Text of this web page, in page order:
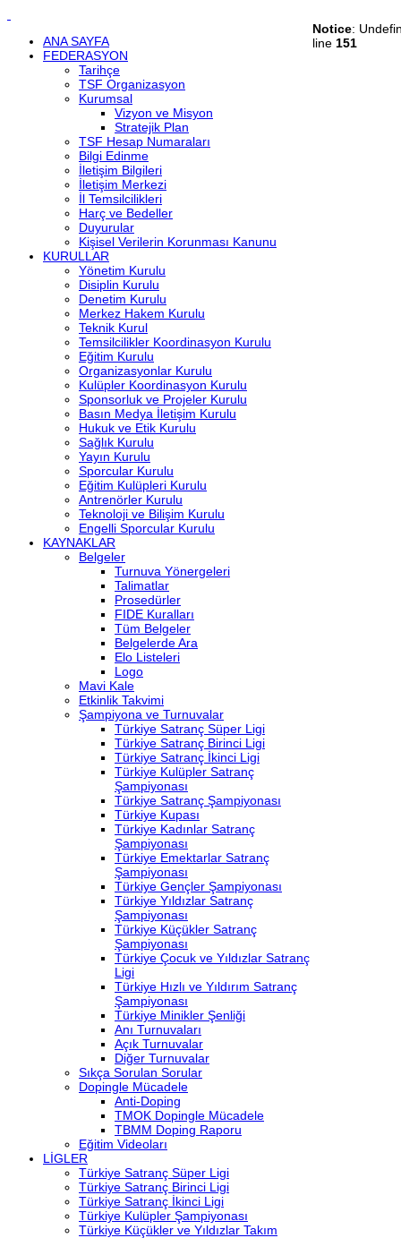
ANA SAYFA
FEDERASYON
Tarihçe
TSF Organizasyon
Kurumsal
Vizyon ve Misyon
Stratejik Plan
TSF Hesap Numaraları
Bilgi Edinme
İletişim Bilgileri
İletişim Merkezi
İl Temsilcilikleri
Harç ve Bedeller
Duyurular
Kişisel Verilerin Korunması Kanunu
KURULLAR
Yönetim Kurulu
Disiplin Kurulu
Denetim Kurulu
Merkez Hakem Kurulu
Teknik Kurul
Temsilcilikler Koordinasyon Kurulu
Eğitim Kurulu
Organizasyonlar Kurulu
Kulüpler Koordinasyon Kurulu
Sponsorluk ve Projeler Kurulu
Basın Medya İletişim Kurulu
Hukuk ve Etik Kurulu
Sağlık Kurulu
Yayın Kurulu
Sporcular Kurulu
Eğitim Kulüpleri Kurulu
Antrenörler Kurulu
Teknoloji ve Bilişim Kurulu
Engelli Sporcular Kurulu
KAYNAKLAR
Belgeler
Turnuva Yönergeleri
Talimatlar
Prosedürler
FIDE Kuralları
Tüm Belgeler
Belgelerde Ara
Elo Listeleri
Logo
Mavi Kale
Etkinlik Takvimi
Şampiyona ve Turnuvalar
Türkiye Satranç Süper Ligi
Türkiye Satranç Birinci Ligi
Türkiye Satranç İkinci Ligi
Türkiye Kulüpler Satranç
Şampiyonası
Türkiye Satranç Şampiyonası
Türkiye Kupası
Türkiye Kadınlar Satranç
Şampiyonası
Türkiye Emektarlar Satranç
Şampiyonası
Türkiye Gençler Şampiyonası
Türkiye Yıldızlar Satranç
Şampiyonası
Türkiye Küçükler Satranç
Şampiyonası
Türkiye Çocuk ve Yıldızlar Satranç
Ligi
Türkiye Hızlı ve Yıldırım Satranç
Şampiyonası
Türkiye Minikler Şenliği
Anı Turnuvaları
Açık Turnuvalar
Diğer Turnuvalar
Sıkça Sorulan Sorular
Dopingle Mücadele
Anti-Doping
TMOK Dopingle Mücadele
TBMM Doping Raporu
Eğitim Videoları
LİGLER
Türkiye Satranç Süper Ligi
Türkiye Satranç Birinci Ligi
Türkiye Satranç İkinci Ligi
Türkiye Kulüpler Şampiyonası
Türkiye Küçükler ve Yıldızlar Takım
Notice:
line 151